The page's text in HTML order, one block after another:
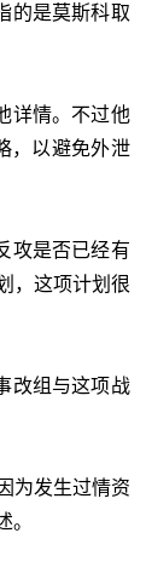
的是莫斯科取
详情。不过他
，以避免外泄
攻是否已经有
，这项计划很
改组与这项战
为发生过情资
。